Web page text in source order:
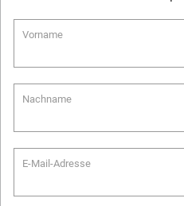
Vorname
Nachname
E-Mail-Adresse